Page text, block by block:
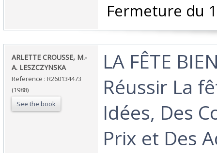
Fermeture du
‎ARLETTE CROUSSE, M.-
A. LESZCZYNSKA‎
Reference : R260134473
(1988)
See the book
‎LA FÊTE
Réussir La
Idées, Des
Prix et Des